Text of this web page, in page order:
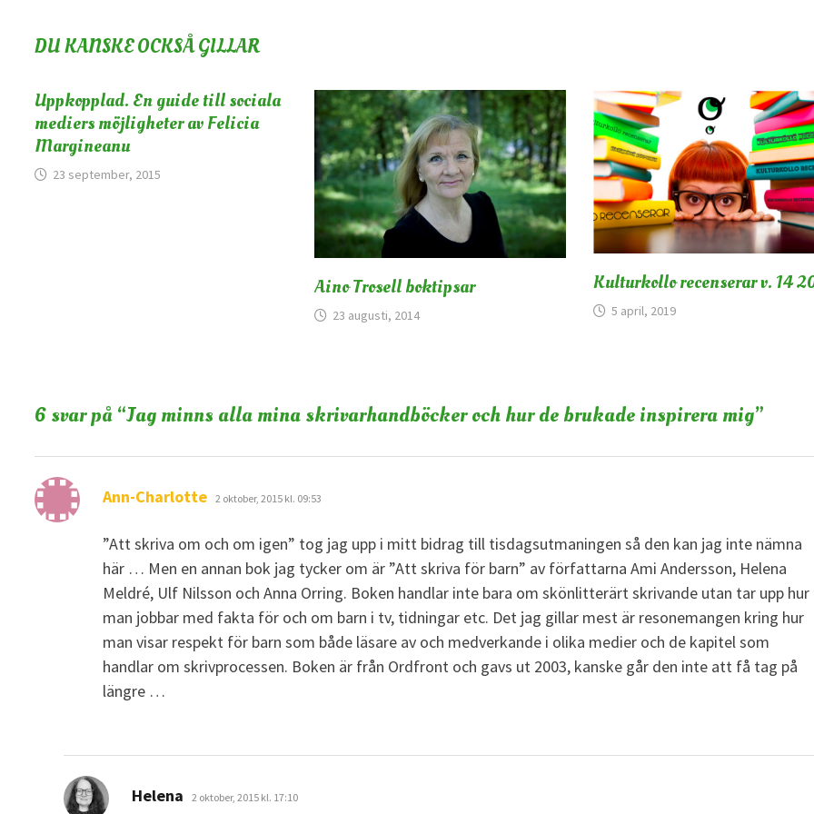
DU KANSKE OCKSÅ GILLAR
Uppkopplad. En guide till sociala
mediers möjligheter av Felicia
Margineanu
23 september, 2015
Aino Trosell boktipsar
23 augusti, 2014
Kulturkollo recenserar v. 14
5 april, 2019
6 svar på “Jag minns alla mina skrivarhandböcker och hur de brukade inspirera mig”
Ann-Charlotte skriver:
2 oktober, 2015 kl. 09:53
”Att skriva om och om igen” tog jag upp i mitt bidrag till tisdagsutmaningen så den kan jag inte nämna
här … Men en annan bok jag tycker om är ”Att skriva för barn” av författarna Ami Andersson, Helena
Meldré, Ulf Nilsson och Anna Orring. Boken handlar inte bara om skönlitterärt skrivande utan tar upp hur
man jobbar med fakta för och om barn i tv, tidningar etc. Det jag gillar mest är resonemangen kring hur
man visar respekt för barn som både läsare av och medverkande i olika medier och de kapitel som
handlar om skrivprocessen. Boken är från Ordfront och gavs ut 2003, kanske går den inte att få tag på
längre …
Helena skriver:
2 oktober, 2015 kl. 17:10